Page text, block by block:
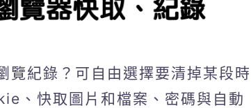
紀錄？可自由選擇要清掉某段時
、快取圖片和檔案、密碼與自動